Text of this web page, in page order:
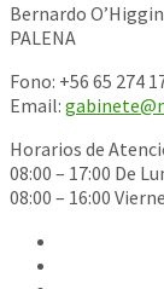
Bernardo
PALENA
Fono: +56 65 274
Email:
Horarios de
08:00 – 17:00 De
08:00 – 16:00